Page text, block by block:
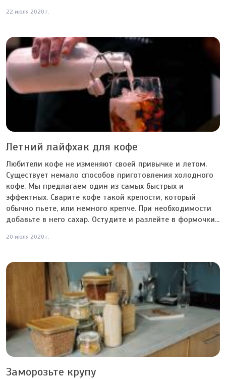
22 июля 2020 г.
Летний лайфхак для кофе
Любители кофе не изменяют своей привычке и летом.
Существует немало способов приготовления холодного
кофе. Мы предлагаем один из самых быстрых и
эффектных. Сварите кофе такой крепости, который
обычно пьете, или немного крепче. При необходимости
добавьте в него сахар. Остудите и разлейте в формочки...
20 июля 2020 г.
Заморозьте крупу